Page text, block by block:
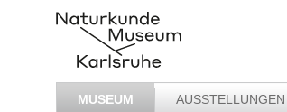
MUSEUM AUSSTELLUNGEN